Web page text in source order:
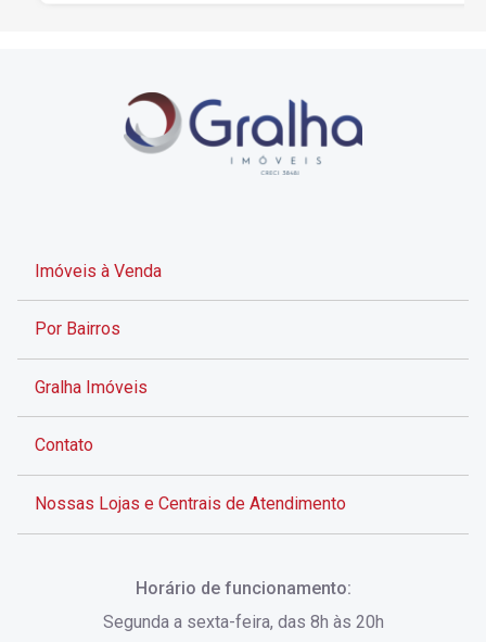
Imóveis à Venda
Por Bairros
Gralha Imóveis
Contato
Nossas Lojas e Centrais de Atendimento
Horário de funcionamento:
Segunda a sexta-feira, das 8h às 20h